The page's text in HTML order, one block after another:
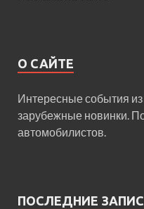
О САЙТЕ
Интересные события
зарубежные новинки.
автомобилистов.
ПОСЛЕДНИЕ